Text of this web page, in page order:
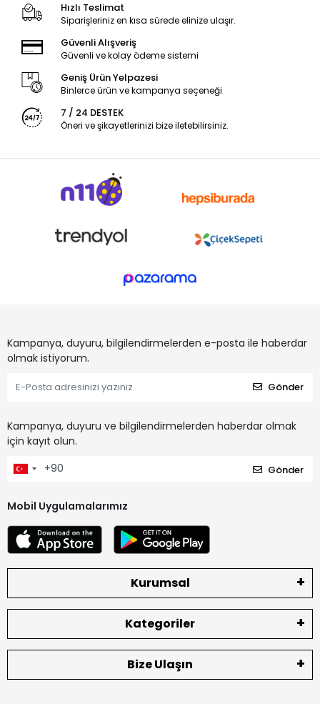
Hızlı Teslimat
Siparişleriniz en kısa sürede elinize ulaşır.
Güvenli Alışveriş
Güvenli ve kolay ödeme sistemi
Geniş Ürün Yelpazesi
Binlerce ürün ve kampanya seçeneği
7 / 24 DESTEK
Öneri ve şikayetlerinizi bize iletebilirsiniz.
Kampanya, duyuru, bilgilendirmelerden e-posta ile haberdar
olmak istiyorum.
Gönder
Kampanya, duyuru ve bilgilendirmelerden haberdar olmak
için kayıt olun.
Gönder
Mobil Uygulamalarımız
Kurumsal
Kategoriler
Bize Ulaşın